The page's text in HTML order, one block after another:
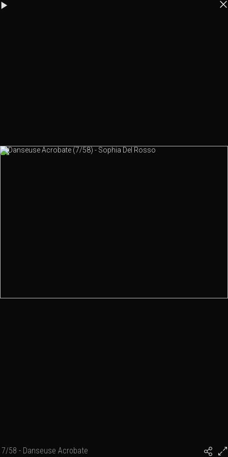
7/58 - Danseuse Acrobate